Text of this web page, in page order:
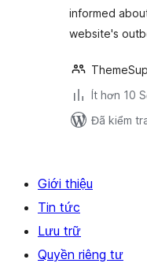
informed
website's
Ít hơn 10
Đã kiểm
Giới thiệu
Tin tức
Lưu trữ
Quyền riêng tư